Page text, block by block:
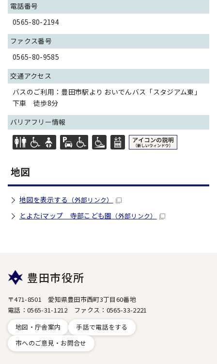
電話番号
0565-80-2194
ファクス番号
0565-80-9585
交通アクセス
バスのご利用：豊田市駅より おいでんバス「スタジアム東」
下車 徒歩8分
バリアフリー情報
地図
地図を表示する （外部リンク）
とよたiマップ 寺部こども園 （外部リンク）
豊田市役所
〒471-8501 愛知県豊田市西町3丁目60番地
電話：0565-31-1212 ファクス：0565-33-2221
地図・庁舎案内
手話で電話をする
市へのご意見・お問合せ